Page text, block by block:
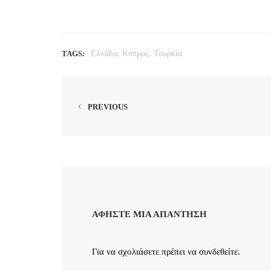
TAGS: Ελλάδα, Κύπρος, Τουρκία
PREVIOUS
ΑΦΉΣΤΕ ΜΙΑ ΑΠΆΝΤΗΣΗ
Για να σχολιάσετε πρέπει να συνδεθείτε.